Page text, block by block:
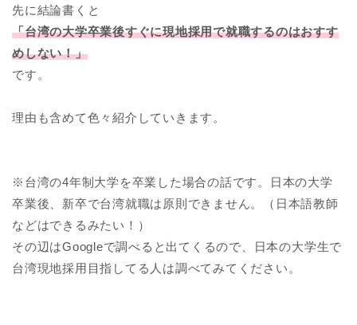
先に結論書くと
「台湾の大学卒業後すぐに現地採用で就職するのはおすす
めしない！」
です。
理由も含めて色々紹介していきます。
※台湾の4年制大学を卒業した場合の話です。日本の大学
卒業後、新卒で台湾就職は原則できません。（日本語教師
などはできるみたい！）
その辺はGoogleで調べると出てくるので、日本の大学生で
台湾現地採用目指してる人は調べてみてください。